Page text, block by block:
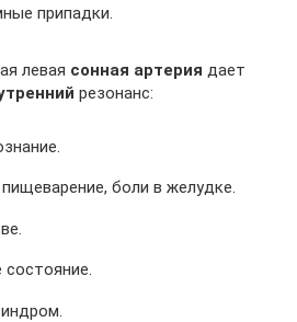
припадки.
левая сонная артерия дает
резонанс:
боли в желудке.